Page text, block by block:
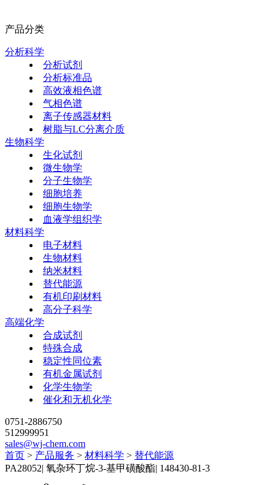
产品分类
分析科学
分析试剂
分析标准品
高效液相色谱
气相色谱
离子传感器材料
树脂与LC分离介质
生物科学
生化试剂
微生物学
分子生物学
细胞培养
细胞生物学
血液学组织学
材料科学
电子材料
生物材料
纳米材料
替代能源
有机印刷材料
高分子科学
高端化学
合成试剂
特殊合成
稳定性同位素
有机金属试剂
化学生物学
催化和无机化学
0751-2886750
512999951
sales@wj-chem.com
首页 > 产品服务 > 材料科学 > 替代能源
PA28052| 氧杂环丁烷-3-基甲磺酸酯| 148430-81-3